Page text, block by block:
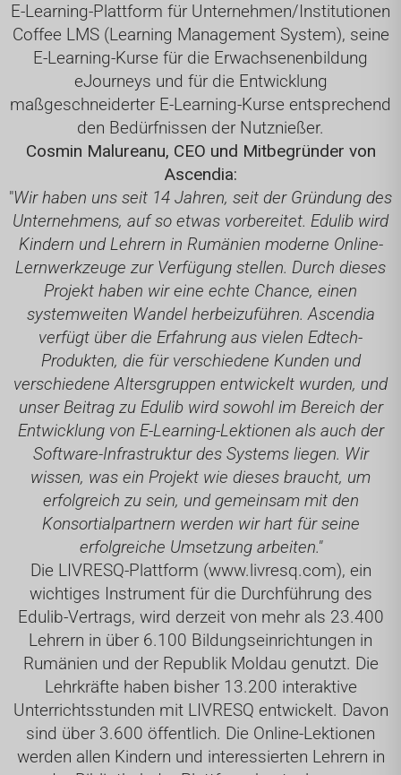
E-Learning-Plattform für Unternehmen/Institutionen
Coffee LMS (Learning Management System), seine
E-Learning-Kurse für die Erwachsenenbildung
eJourneys und für die Entwicklung
maßgeschneiderter E-Learning-Kurse entsprechend
den Bedürfnissen der Nutznießer.
Cosmin Malureanu, CEO und Mitbegründer von
Ascendia:
"Wir haben uns seit 14 Jahren, seit der Gründung des
Unternehmens, auf so etwas vorbereitet. Edulib wird
Kindern und Lehrern in Rumänien moderne Online-
Lernwerkzeuge zur Verfügung stellen. Durch dieses
Projekt haben wir eine echte Chance, einen
systemweiten Wandel herbeizuführen. Ascendia
verfügt über die Erfahrung aus vielen Edtech-
Produkten, die für verschiedene Kunden und
verschiedene Altersgruppen entwickelt wurden, und
unser Beitrag zu Edulib wird sowohl im Bereich der
Entwicklung von E-Learning-Lektionen als auch der
Software-Infrastruktur des Systems liegen. Wir
wissen, was ein Projekt wie dieses braucht, um
erfolgreich zu sein, und gemeinsam mit den
Konsortialpartnern werden wir hart für seine
erfolgreiche Umsetzung arbeiten."
Die LIVRESQ-Plattform (www.livresq.com), ein
wichtiges Instrument für die Durchführung des
Edulib-Vertrags, wird derzeit von mehr als 23.400
Lehrern in über 6.100 Bildungseinrichtungen in
Rumänien und der Republik Moldau genutzt. Die
Lehrkräfte haben bisher 13.200 interaktive
Unterrichtsstunden mit LIVRESQ entwickelt. Davon
sind über 3.600 öffentlich. Die Online-Lektionen
werden allen Kindern und interessierten Lehrern in